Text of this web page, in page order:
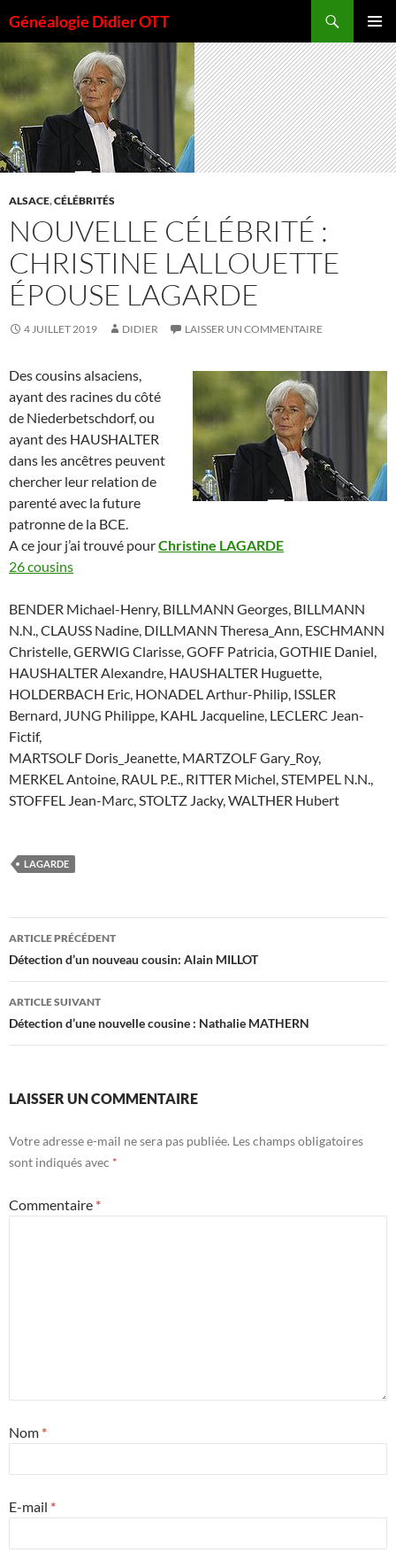
au
contenu
Généalogie Didier OTT
MENU
ALSACE,CÉLÉBRITÉS
NOUVELLE CÉLÉBRITÉ :
CHRISTINE LALLOUETTE
ÉPOUSE LAGARDE
4 JUILLET 2019 DIDIER LAISSER UN COMMENTAIRE
Des cousins alsaciens,
ayant des racines du côté
de Niederbetschdorf, ou
ayant des HAUSHALTER
dans les ancêtres peuvent
chercher leur relation de
parenté avec la future
patronne de la BCE.
A ce jour j’ai trouvé pourChristine LAGARDE
26 cousins
BENDER Michael-Henry, BILLMANN Georges, BILLMANN
N.N., CLAUSS Nadine, DILLMANN Theresa_Ann, ESCHMANN
Christelle, GERWIG Clarisse, GOFF Patricia, GOTHIE Daniel,
HAUSHALTER Alexandre, HAUSHALTER Huguette,
HOLDERBACH Eric, HONADEL Arthur-Philip, ISSLER
Bernard, JUNG Philippe, KAHL Jacqueline, LECLERC Jean-
Fictif,
MARTSOLF Doris_Jeanette, MARTZOLF Gary_Roy,
MERKEL Antoine, RAUL P.E., RITTER Michel, STEMPEL N.N.,
STOFFEL Jean-Marc, STOLTZ Jacky, WALTHER Hubert
LAGARDE
Navigation
des
articles
ARTICLE PRÉCÉDENT
Détection d’un nouveau cousin: Alain MILLOT
ARTICLE SUIVANT
Détection d’une nouvelle cousine : Nathalie MATHERN
LAISSER UN COMMENTAIRE
Votre adresse e-mail ne sera pas publiée. Les champs obligatoires
sont indiqués avec *
Commentaire *
Nom *
E-mail *